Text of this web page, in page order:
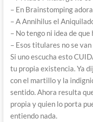
– En Brainstomping
– A Annihilus el
– No tengo ni idea de
– Esos titulares no se
Si uno escucha esto
tu propia existencia. Ya
con el martillo y la
sentido. Ahora resulta
propia y quien lo porta
entiendo nada.